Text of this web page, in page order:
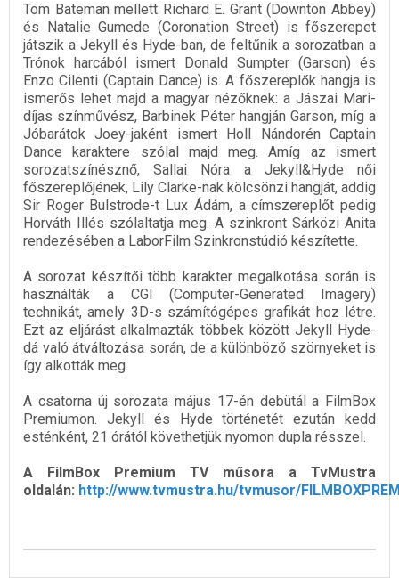
Tom Bateman mellett Richard E. Grant (Downton Abbey)
és Natalie Gumede (Coronation Street) is főszerepet
játszik a Jekyll és Hyde-ban, de feltűnik a sorozatban a
Trónok harcából ismert Donald Sumpter (Garson) és
Enzo Cilenti (Captain Dance) is. A főszereplők hangja is
ismerős lehet majd a magyar nézőknek: a Jászai Mari-
díjas színművész, Barbinek Péter hangján Garson, míg a
Jóbarátok Joey-jaként ismert Holl Nándorén Captain
Dance karaktere szólal majd meg. Amíg az ismert
sorozatszínésznő, Sallai Nóra a Jekyll&Hyde női
főszereplőjének, Lily Clarke-nak kölcsönzi hangját, addig
Sir Roger Bulstrode-t Lux Ádám, a címszereplőt pedig
Horváth Illés szólaltatja meg. A szinkront Sárközi Anita
rendezésében a LaborFilm Szinkronstúdió készítette.
A sorozat készítői több karakter megalkotása során is
használták a CGI (Computer-Generated Imagery)
technikát, amely 3D-s számítógépes grafikát hoz létre.
Ezt az eljárást alkalmazták többek között Jekyll Hyde-
dá való átváltozása során, de a különböző szörnyeket is
így alkották meg.
A csatorna új sorozata május 17-én debütál a FilmBox
Premiumon. Jekyll és Hyde történetét ezután kedd
esténként, 21 órától követhetjük nyomon dupla résszel.
A FilmBox Premium TV műsora a TvMustra
oldalán: http://www.tvmustra.hu/tvmusor/